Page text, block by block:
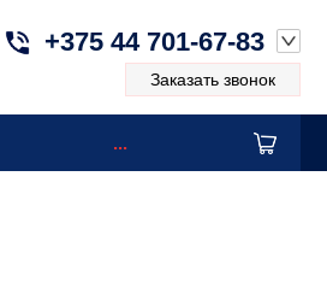
+375 44 701-67-83
Заказать звонок
...